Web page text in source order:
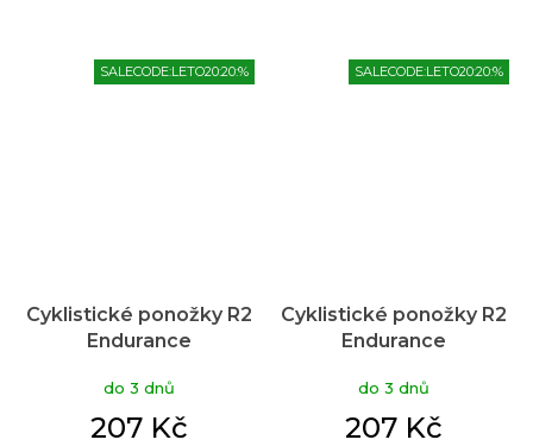
SALECODE:LETO20:20:%
Cyklistické ponožky R2
Endurance
do 3 dnů
207 Kč
SALECODE:LETO20:20:%
Cyklistické ponožky R2
Endurance
do 3 dnů
207 Kč